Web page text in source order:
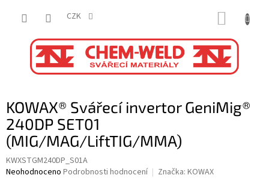
CZK
KOWAX® Svářecí invertor GeniMig®
240DP SET01
(MIG/MAG/LiftTIG/MMA)
KWXSTGM240DP_S01A
Průměrné
Neohodnoceno Podrobnosti hodnocení Značka: KOWAX